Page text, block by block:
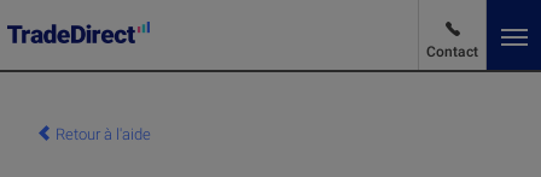
Contact
Retour à l'aide